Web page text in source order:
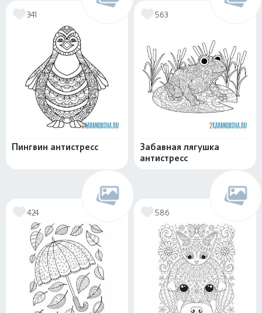
341
Пингвин антистресс
563
Забавная лягушка
антистресс
424 586